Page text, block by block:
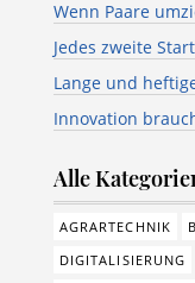
Wenn Paare
Jedes zweite
Lange und
Innovation
Alle
AGRARTECHNIK
DIGITALISIERUNG